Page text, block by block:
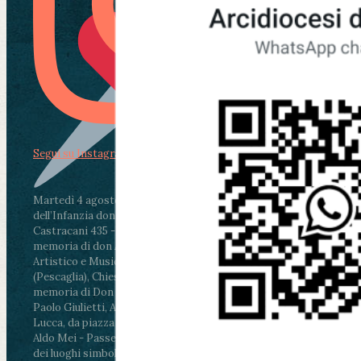
Martedì 4 agosto2026
ore 11:30 - Lucca, Scuola
dell’Infanzia don Aldo Mei - Viale Castruccio
Castracani 435 - Inaugurazione murales in
memoria di don Aldo Mei curato dal Liceo
Artistico e Musicale “Passaglia”
ore 18 - Fiano
(Pescaglia), Chiesa parrocchiale - Messa in
memoria di Don Aldo Mei celebrata da mons.
Paolo Giulietti, Arcivescovo di Lucca
ore 20.30 -
Lucca, da piazza San Michele al Cippo di don
Aldo Mei - Passeggiata della Memoria in alcuni
dei luoghi simbolo della città. Ritrovo alle ore
Segui su Instagram